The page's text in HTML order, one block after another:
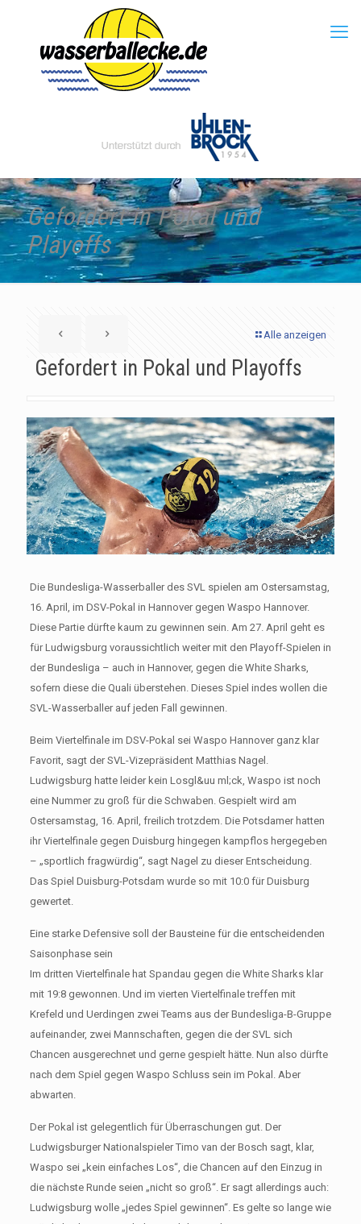
Gefordert in Pokal und
Playoffs
Alle anzeigen
Gefordert in Pokal und Playoffs
Die Bundesliga-Wasserballer des SVL spielen am Ostersamstag,
16. April, im DSV-Pokal in Hannover gegen Waspo Hannover.
Diese Partie dürfte kaum zu gewinnen sein. Am 27. April geht es
für Ludwigsburg voraussichtlich weiter mit den Playoff-Spielen in
der Bundesliga – auch in Hannover, gegen die White Sharks,
sofern diese die Quali überstehen. Dieses Spiel indes wollen die
SVL-Wasserballer auf jeden Fall gewinnen.
Beim Viertelfinale im DSV-Pokal sei Waspo Hannover ganz klar
Favorit, sagt der SVL-Vizepräsident Matthias Nagel.
Ludwigsburg hatte leider kein Losgl&uu ml;ck, Waspo ist noch
eine Nummer zu groß für die Schwaben. Gespielt wird am
Ostersamstag, 16. April, freilich trotzdem. Die Potsdamer hatten
ihr Viertelfinale gegen Duisburg hingegen kampflos hergegeben
– „sportlich fragwürdig“, sagt Nagel zu dieser Entscheidung.
Das Spiel Duisburg-Potsdam wurde so mit 10:0 für Duisburg
gewertet.
Eine starke Defensive soll der Bausteine für die entscheidenden
Saisonphase sein
Im dritten Viertelfinale hat Spandau gegen die White Sharks klar
mit 19:8 gewonnen. Und im vierten Viertelfinale treffen mit
Krefeld und Uerdingen zwei Teams aus der Bundesliga-B-Gruppe
aufeinander, zwei Mannschaften, gegen die der SVL sich
Chancen ausgerechnet und gerne gespielt hätte. Nun also dürfte
nach dem Spiel gegen Waspo Schluss sein im Pokal. Aber
abwarten.
Der Pokal ist gelegentlich für Überraschungen gut. Der
Ludwigsburger Nationalspieler Timo van der Bosch sagt, klar,
Waspo sei „kein einfaches Los“, die Chancen auf den Einzug in
die nächste Runde seien „nicht so groß“. Er sagt allerdings auch:
Ludwigsburg wolle „jedes Spiel gewinnen“. Es gelte so lange wie